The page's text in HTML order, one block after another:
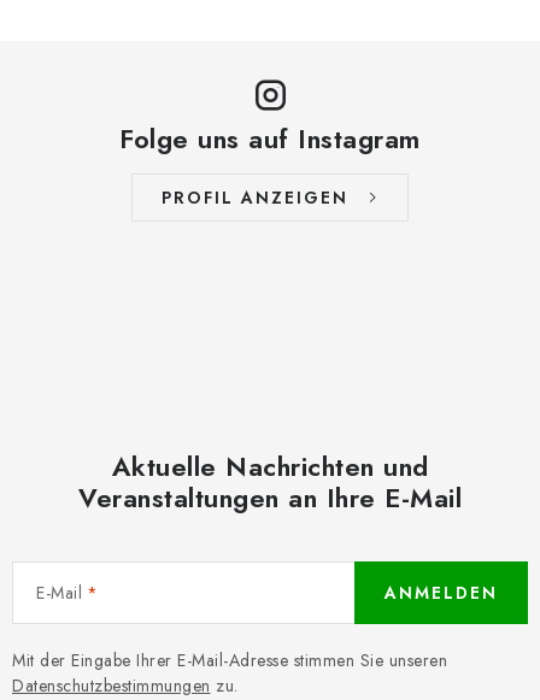
Folge uns auf Instagram
PROFIL ANZEIGEN
Aktuelle Nachrichten und
Veranstaltungen an Ihre E-Mail
E-Mail
Mit der Eingabe Ihrer E-Mail-Adresse stimmen Sie unseren
Datenschutzbestimmungen zu.
ANMELDEN